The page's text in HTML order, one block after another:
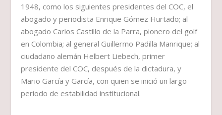
1948, como los siguientes presidentes del COC, el
abogado y periodista Enrique Gómez Hurtado; al
abogado Carlos Castillo de la Parra, pionero del golf
en Colombia; al general Guillermo Padilla Manrique; al
ciudadano alemán Helbert Liebech, primer
presidente del COC, después de la dictadura, y
Mario García y García, con quien se inició un largo
periodo de estabilidad institucional.